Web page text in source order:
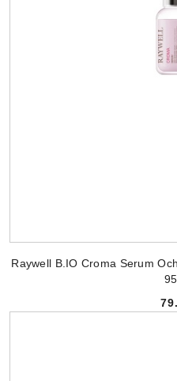
Raywell B.IO Croma Serum